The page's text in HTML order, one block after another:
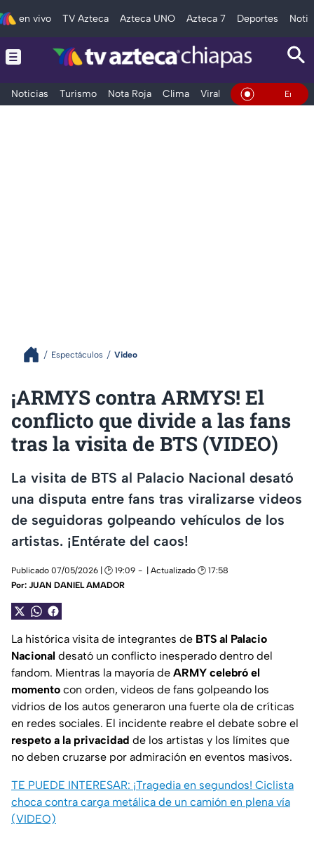
en vivo TV Azteca Azteca UNO Azteca 7 Deportes
Noticias Turismo Nota Roja Clima Viral y Tendencia En Vivo
Espectáculos Video
¡ARMYS contra ARMYS! El
conflicto que divide a las fans
tras la visita de BTS (VIDEO)
La visita de BTS al Palacio Nacional desató
una disputa entre fans tras viralizarse videos
de seguidoras golpeando vehículos de los
artistas. ¡Entérate del caos!
Publicado 07/05/2026 | 🕑 19:09
| Actualizado 🕑 17:58
Por: JUAN DANIEL AMADOR
La histórica visita de integrantes de BTS al Palacio
Nacional desató un conflicto inesperado dentro del
fandom. Mientras la mayoría de ARMY celebró el
momento con orden, videos de fans golpeando los
vidrios de los autos generaron una fuerte ola de críticas
en redes sociales. El incidente reabre el debate sobre el
respeto a la privacidad de los artistas y los límites que
no deben cruzarse por admiración en eventos masivos.
TE PUEDE INTERESAR: ¡Tragedia en segundos! Ciclista
choca contra carga metálica de un camión en plena vía
(VIDEO)